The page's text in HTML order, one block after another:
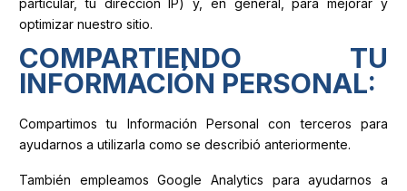
optimizar nuestro sitio.
COMPARTIENDO TU
INFORMACIÓN PERSONAL:
Compartimos tu Información Personal con terceros para
ayudarnos a utilizarla como se describió anteriormente.
También empleamos Google Analytics para ayudarnos a